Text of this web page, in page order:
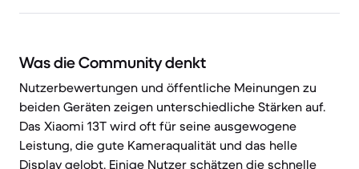
Was die Community denkt
Nutzerbewertungen und öffentliche Meinungen zu
beiden Geräten zeigen unterschiedliche Stärken auf.
Das Xiaomi 13T wird oft für seine ausgewogene
Leistung, die gute Kameraqualität und das helle
Display gelobt. Einige Nutzer schätzen die schnelle